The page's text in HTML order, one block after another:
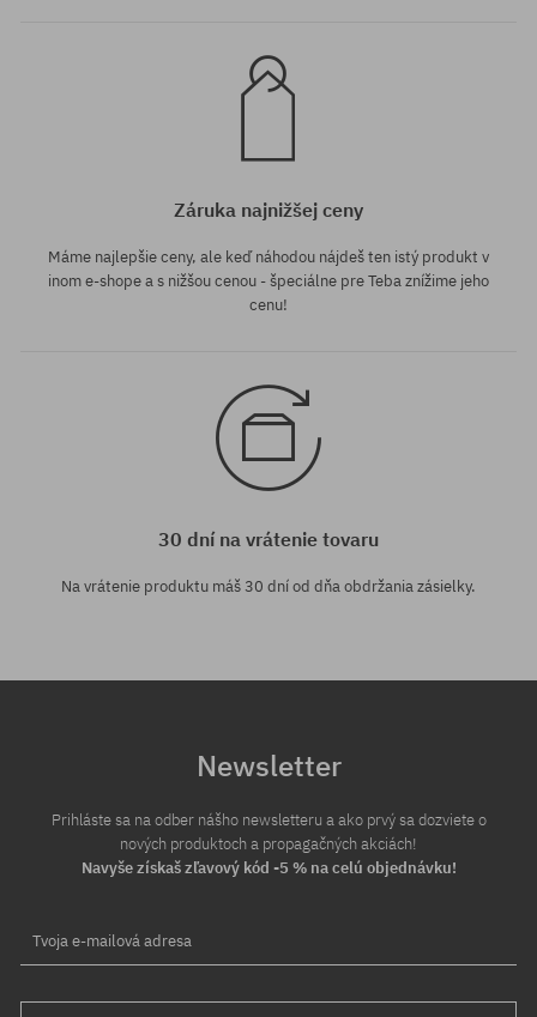
Záruka najnižšej ceny
Máme najlepšie ceny, ale keď náhodou nájdeš ten istý produkt v
inom e-shope a s nižšou cenou - špeciálne pre Teba znížime jeho
cenu!
30 dní na vrátenie tovaru
Na vrátenie produktu máš 30 dní od dňa obdržania zásielky.
Newsletter
Prihláste sa na odber nášho newsletteru a ako prvý sa dozviete o
nových produktoch a propagačných akciách!
Navyše získaš zľavový kód -5 % na celú objednávku!
Tvoja e-mailová adresa